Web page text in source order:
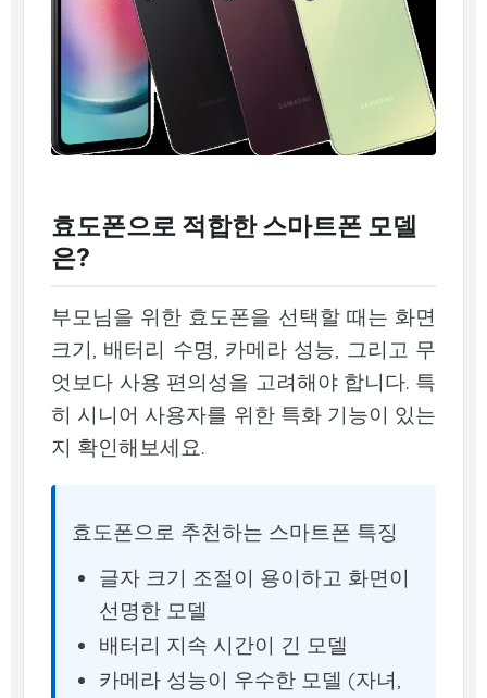
효도폰으로 적합한 스마트폰 모델
은?
부모님을 위한 효도폰을 선택할 때는 화면
크기, 배터리 수명, 카메라 성능, 그리고 무
엇보다 사용 편의성을 고려해야 합니다. 특
히 시니어 사용자를 위한 특화 기능이 있는
지 확인해보세요.
효도폰으로 추천하는 스마트폰 특징
글자 크기 조절이 용이하고 화면이
선명한 모델
배터리 지속 시간이 긴 모델
카메라 성능이 우수한 모델 (자녀,